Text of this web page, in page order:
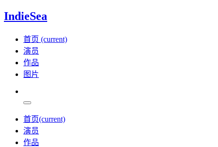
IndieSea
首页 (current)
演员
作品
图片
首页(current)
演员
作品